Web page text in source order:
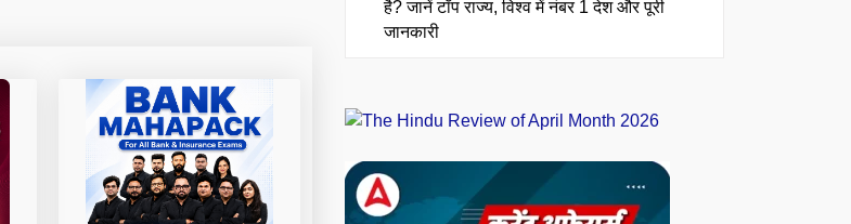
है? जानें टॉप राज्य, विश्व में नंबर 1 देश और पूरी
जानकारी